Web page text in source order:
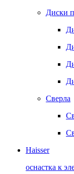
Диски
Сверла
Haisser
оснастка к